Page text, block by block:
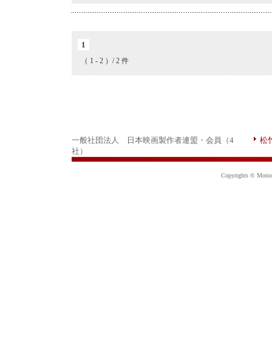
1
（ 1 - 2 ）/ 2 件
一般社団法人 日本映画製作者連盟・会員（4
社）
松
Copyrights ©